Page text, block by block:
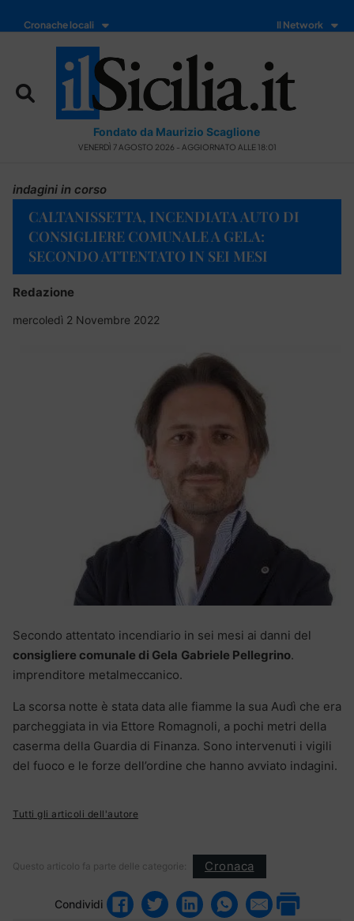
Cronache locali Il Network
Fondato da Maurizio Scaglione
VENERDÌ 7 AGOSTO 2026 - AGGIORNATO ALLE 18:01
indagini in corso
CALTANISSETTA, INCENDIATA AUTO DI
CONSIGLIERE COMUNALE A GELA:
SECONDO ATTENTATO IN SEI MESI
Redazione
mercoledì 2 Novembre 2022
Secondo attentato incendiario in sei mesi ai danni del
consigliere comunale di Gela Gabriele Pellegrino.
imprenditore metalmeccanico.
La scorsa notte è stata data alle fiamme la sua Audì che era
parcheggiata in via Ettore Romagnoli, a pochi metri della
caserma della Guardia di Finanza. Sono intervenuti i vigili
del fuoco e le forze dell’ordine che hanno avviato indagini.
Tutti gli articoli dell'autore
Questo articolo fa parte delle categorie: Cronaca
Condividi